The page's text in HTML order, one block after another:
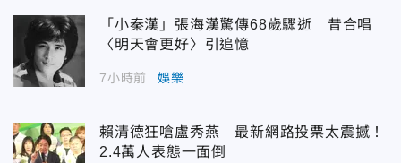
「小秦漢」張海漢驚傳68歲驟逝 昔合唱
〈明天會更好〉引追憶
7小時前 娛樂
賴清德狂嗆盧秀燕 最新網路投票太震撼！
2.4萬人表態一面倒